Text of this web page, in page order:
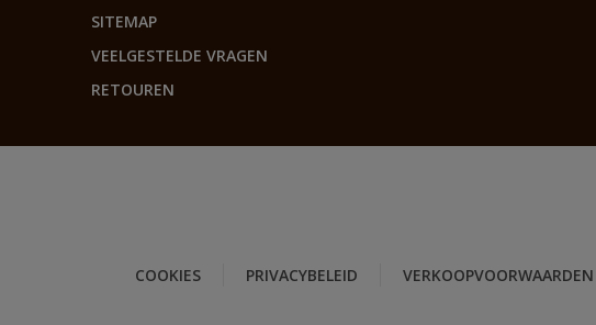
SITEMAP
VEELGESTELDE VRAGEN
RETOUREN
COOKIES PRIVACYBELEID VERKOOPVOORWAARDEN